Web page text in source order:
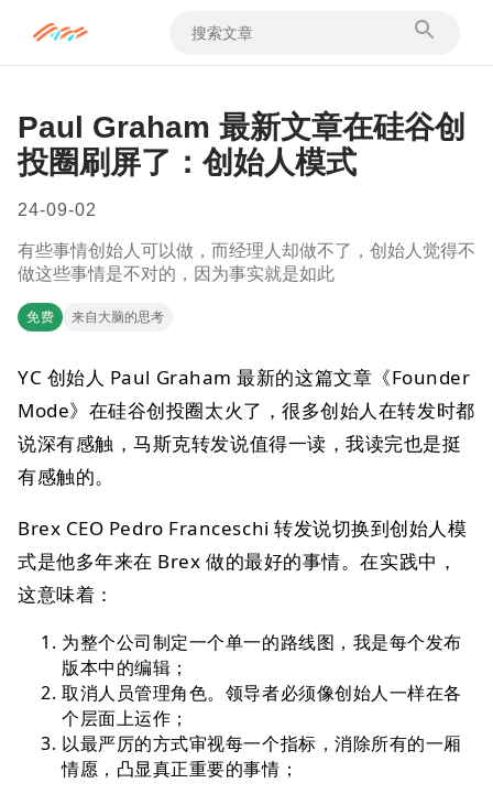
Paul Graham 最新文章在硅谷创
投圈刷屏了：创始人模式
24-09-02
有些事情创始人可以做，而经理人却做不了，创始人觉得不
做这些事情是不对的，因为事实就是如此
免费 来自大脑的思考
YC 创始人 Paul Graham 最新的这篇文章《Founder
Mode》在硅谷创投圈太火了，很多创始人在转发时都
说深有感触，马斯克转发说值得一读，我读完也是挺
有感触的。
Brex CEO Pedro Franceschi 转发说切换到创始人模
式是他多年来在 Brex 做的最好的事情。在实践中，
这意味着：
为整个公司制定一个单一的路线图，我是每个发布
版本中的编辑；
取消人员管理角色。领导者必须像创始人一样在各
个层面上运作；
以最严厉的方式审视每一个指标，消除所有的一厢
情愿，凸显真正重要的事情；